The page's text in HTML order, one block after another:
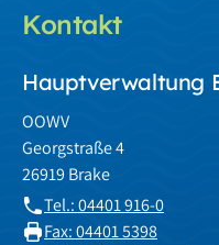
Kontakt
Hauptverwaltung
OOWV
Georgstraße 4
26919 Brake
Tel.: 04401 916-0
Fax: 04401 5398